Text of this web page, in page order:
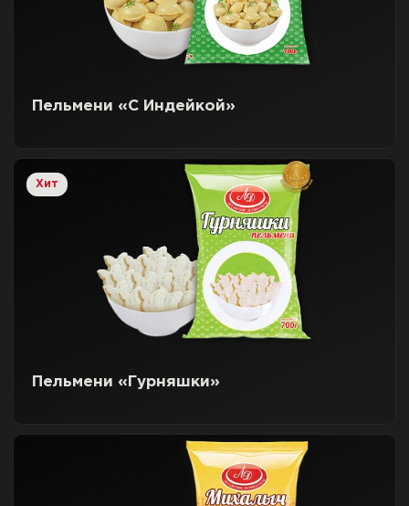
Пельмени «С Индейкой»
Хит
Пельмени «Гурняшки»